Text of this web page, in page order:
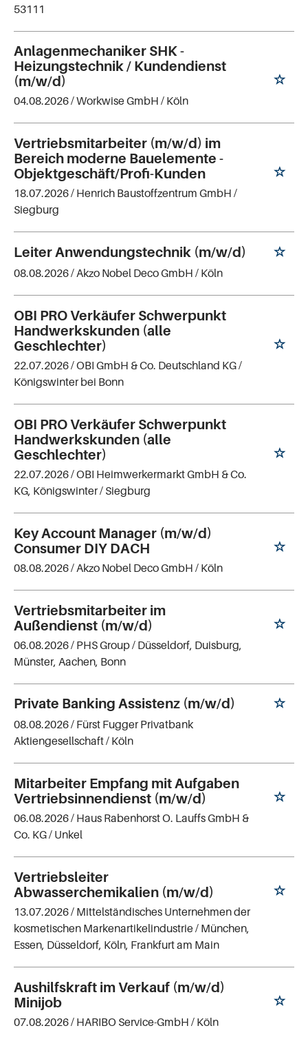
53111
Anlagenmechaniker SHK -
Heizungstechnik / Kundendienst
(m/w/d)
04.08.2026 /Workwise GmbH / Köln
Vertriebsmitarbeiter (m/w/d) im
Bereich moderne Bauelemente -
Objektgeschäft/Profi-Kunden
18.07.2026 / Henrich Baustoffzentrum GmbH /
Siegburg
Leiter Anwendungstechnik (m/w/d)
08.08.2026 /Akzo Nobel Deco GmbH / Köln
OBI PRO Verkäufer Schwerpunkt
Handwerkskunden (alle
Geschlechter)
22.07.2026 /OBI GmbH & Co. Deutschland KG/
Königswinter bei Bonn
OBI PRO Verkäufer Schwerpunkt
Handwerkskunden (alle
Geschlechter)
22.07.2026 /OBI Heimwerkermarkt GmbH & Co.
KG, Königswinter/ Siegburg
Key Account Manager (m/w/d)
Consumer DIY DACH
08.08.2026 / Akzo Nobel Deco GmbH / Köln
Vertriebsmitarbeiter im
Außendienst (m/w/d)
06.08.2026 / PHS Group/ Düsseldorf, Duisburg,
Münster, Aachen, Bonn
Private Banking Assistenz (m/w/d)
08.08.2026 / Fürst Fugger Privatbank
Aktiengesellschaft/ Köln
Mitarbeiter Empfang mit Aufgaben
Vertriebsinnendienst (m/w/d)
06.08.2026 / Haus Rabenhorst O. Lauffs GmbH &
Co. KG/ Unkel
Vertriebsleiter
Abwasserchemikalien (m/w/d)
13.07.2026 / Mittelständisches Unternehmen der
kosmetischen Markenartikelindustrie/ München,
Essen, Düsseldorf, Köln, Frankfurt am Main
Aushilfskraft im Verkauf (m/w/d)
Minijob
07.08.2026 / HARIBO Service-GmbH / Köln